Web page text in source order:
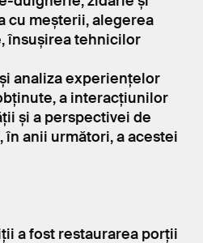
cu meșterii, alegerea
însușirea tehnicilor
analiza experiențelor
a interacțiunilor
și a perspectivei de
anii următori, a acestei
a fost restaurarea porții